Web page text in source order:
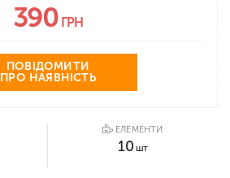
390 ГРН
ПОВІДОМИТИ
ПРО НАЯВНІСТЬ
ЕЛЕМЕНТИ
10 шт